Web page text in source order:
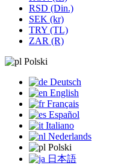
RSD (Din.)
SEK (kr)
TRY (TL)
ZAR (R)
Polski
Deutsch
English
Français
Español
Italiano
Nederlands
Polski
日本語